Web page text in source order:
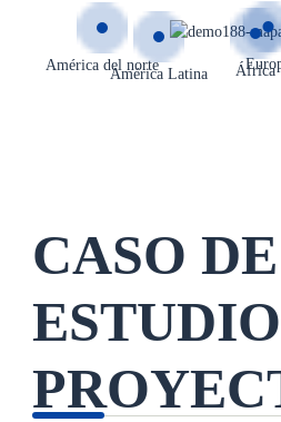
América del norte
América Latina África
CASO DE